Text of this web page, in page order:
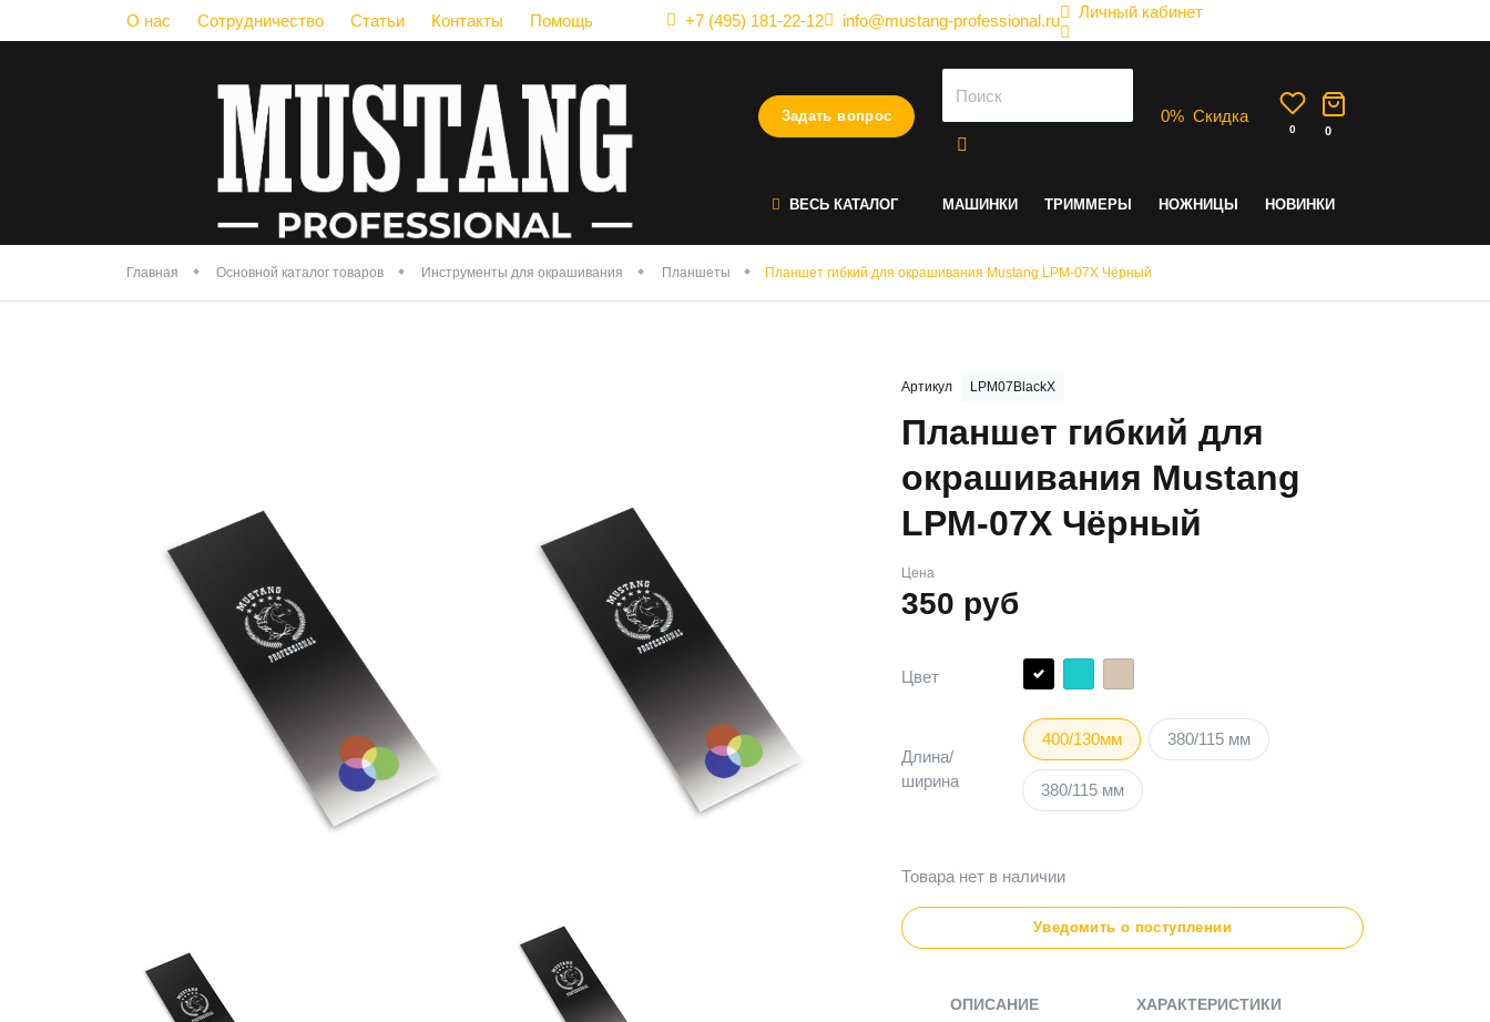
О нас Сотрудничество Статьи Контакты Помощь +7 (495) 181-22-12 info@mustang-professional.ru Личный кабинет
Задать вопрос 0% Скидка
0 0
ВЕСЬ КАТАЛОГ МАШИНКИ ТРИММЕРЫ НОЖНИЦЫ НОВИНКИ
Главная Основной каталог товаров Инструменты для окрашивания Планшеты Планшет гибкий для окрашивания Mustang LPM-07X Чёрный
Артикул LPM07BlackX
Планшет гибкий для
окрашивания Mustang
LPM-07X Чёрный
Цена
350 руб
Цвет
Длина/
ширина
400/130мм 380/115 мм
380/115 мм
Товара нет в наличии
Уведомить о поступлении
ОПИСАНИЕ ХАРАКТЕРИСТИКИ